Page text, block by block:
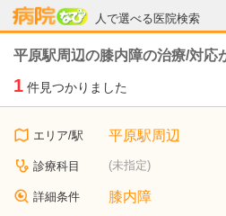
人で選べる医院検索
病院なび
平原駅周辺の膝内障の治療/対応
1 件見つかりました
エリア/駅 平原駅周辺
診療科目 (未指定)
詳細条件 膝内障